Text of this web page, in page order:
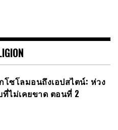
โซโลมอนถึงเอปสไตน์: ห่วง
ไม่เคยขาด ตอนที่ 2